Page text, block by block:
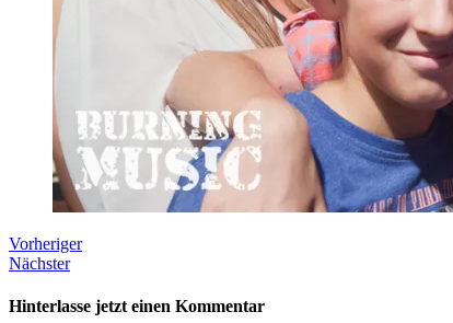
Vorheriger
Nächster
Hinterlasse jetzt einen Kommentar